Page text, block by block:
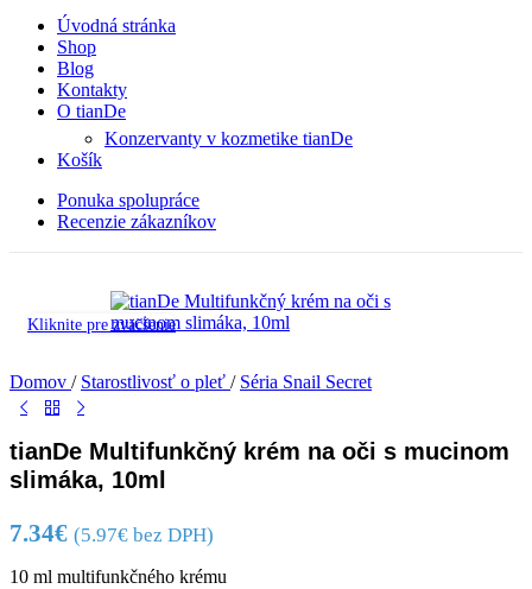
Úvodná stránka
Shop
Blog
Kontakty
O tianDe
Konzervanty v kozmetike tianDe
Košík
Ponuka spolupráce
Recenzie zákazníkov
Kliknite pre zväčšenie
Domov / Starostlivosť o pleť / Séria Snail Secret
tianDe Multifunkčný krém na oči s mucinom
slimáka, 10ml
7.34€ (5.97€ bez DPH)
10 ml multifunkčného krému